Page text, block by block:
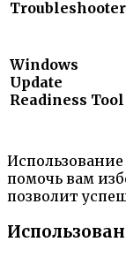
Troubleshooter
Windows
Update
Readiness Tool
помочь вам
позволит